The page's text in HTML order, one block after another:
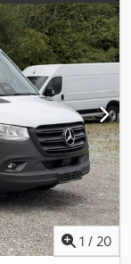
1 / 20